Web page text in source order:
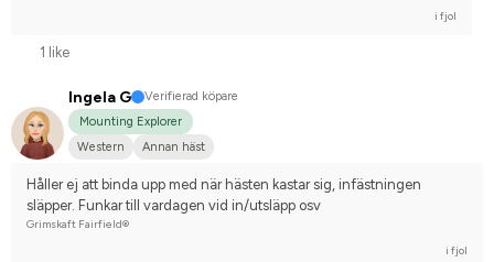
i fjol
1 like
Ingela G
Verifierad köpare
Mounting Explorer
Western
Annan häst
Håller ej att binda upp med när hästen kastar sig, infästningen
släpper. Funkar till vardagen vid in/utsläpp osv
Grimskaft Fairfield®
i fjol